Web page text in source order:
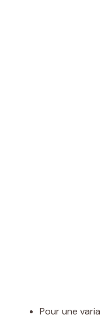
Pour une